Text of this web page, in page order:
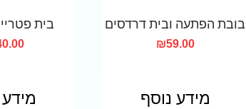
בובת הפתעה ובית דרדסים
₪59.00
מידע נוסף
בית